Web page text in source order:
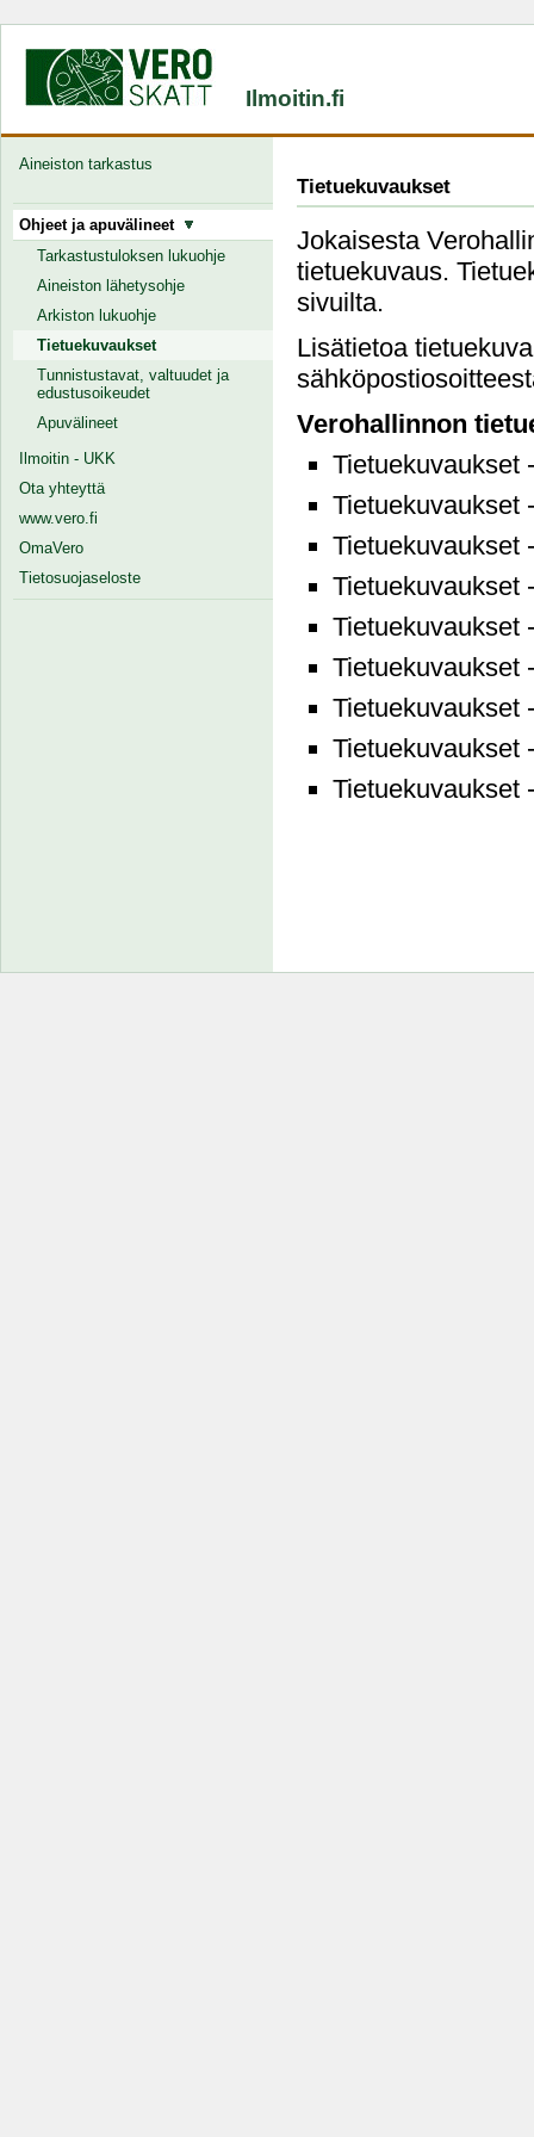
Ilmoitin.fi
Aineiston tarkastus
Ohjeet ja apuvälineet
Tarkastustuloksen lukuohje
Aineiston lähetysohje
Arkiston lukuohje
Tietuekuvaukset
Tunnistustavat, valtuudet ja
edustusoikeudet
Apuvälineet
Ilmoitin - UKK
Ota yhteyttä
www.vero.fi
OmaVero
Tietosuojaseloste
Tietuekuvaukset
Jokaisesta
tietuekuvaus.
sivuilta.
Lisätietoa
Verohallinnon
Tietuekuvaukset
Tietuekuvaukset
Tietuekuvaukset
Tietuekuvaukset
Tietuekuvaukset
Tietuekuvaukset
Tietuekuvaukset
Tietuekuvaukset
Tietuekuvaukset